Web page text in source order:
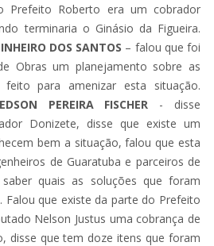
Prefeito Roberto era um cobrador
terminaria o Ginásio da Figueira.
DOS SANTOS – falou que foi
Obras um planejamento sobre as
para amenizar esta situação.
PEREIRA FISCHER - disse
Donizete, disse que existe um
bem a situação, falou que esta
de Guaratuba e parceiros de
quais as soluções que foram
Falou que existe da parte do Prefeito
Nelson Justus uma cobrança de
disse que tem doze itens que foram